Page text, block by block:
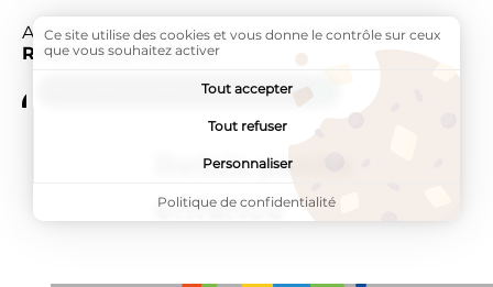
Accueil Infos pratiques Mes démarches
Relais petite enfance
ADDTOANY (SHARE) EST DÉSACTIVÉ.
Relais petite
enfance
Ce site utilise des cookies et vous donne le contrôle sur ceux
que vous souhaitez activer
Tout accepter
Tout refuser
Personnaliser
Politique de confidentialité